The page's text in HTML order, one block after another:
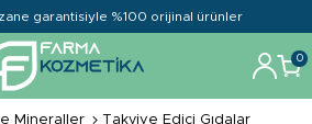
garantisiyle %100 orijinal ürünler
0
Mineraller Takviye Edici Gıdalar